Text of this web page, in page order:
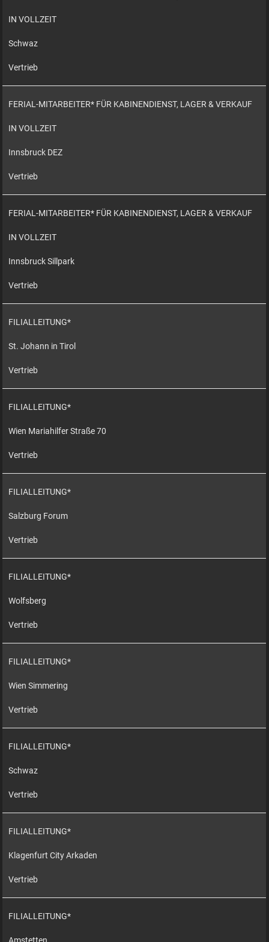
IN VOLLZEIT
Schwaz
Vertrieb
FERIAL-MITARBEITER* FÜR KABINENDIENST, LAGER & VERKAUF
IN VOLLZEIT
Innsbruck DEZ
Vertrieb
FERIAL-MITARBEITER* FÜR KABINENDIENST, LAGER & VERKAUF
IN VOLLZEIT
Innsbruck Sillpark
Vertrieb
FILIALLEITUNG*
St. Johann in Tirol
Vertrieb
FILIALLEITUNG*
Wien Mariahilfer Straße 70
Vertrieb
FILIALLEITUNG*
Salzburg Forum
Vertrieb
FILIALLEITUNG*
Wolfsberg
Vertrieb
FILIALLEITUNG*
Wien Simmering
Vertrieb
FILIALLEITUNG*
Schwaz
Vertrieb
FILIALLEITUNG*
Klagenfurt City Arkaden
Vertrieb
FILIALLEITUNG*